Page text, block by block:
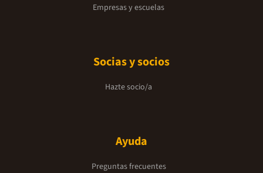
Empresas y escuelas
Socias y socios
Hazte socio/a
Ayuda
Preguntas frecuentes